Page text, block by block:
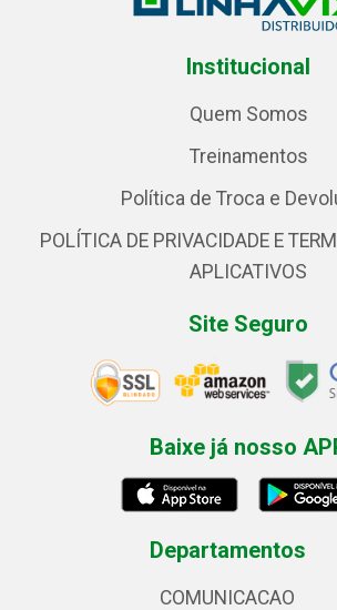
Institucional
Quem Somos
Treinamentos
Política de Troca e
POLÍTICA DE PRIVACIDADE E
APLICATIVOS
Site Seguro
Baixe já nosso
Departamentos
COMUNICACAO